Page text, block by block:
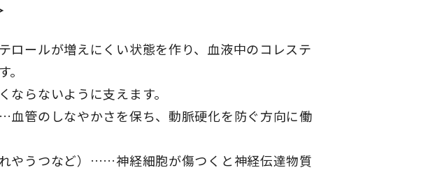
ールが増えにくい状態を作り、血液中のコレステ
らないように支えます。
管のしなやかさを保ち、動脈硬化を防ぐ方向に働
やうつなど）……神経細胞が傷つくと神経伝達物質